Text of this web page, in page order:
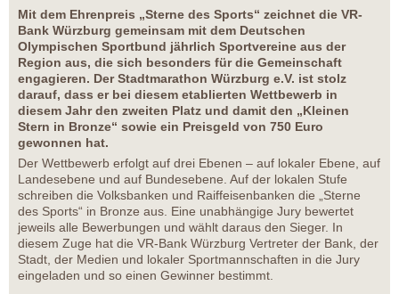
Mit dem Ehrenpreis „Sterne des Sports“ zeichnet die VR-
Bank Würzburg gemeinsam mit dem Deutschen
Olympischen Sportbund jährlich Sportvereine aus der
Region aus, die sich besonders für die Gemeinschaft
engagieren. Der Stadtmarathon Würzburg e.V. ist stolz
darauf, dass er bei diesem etablierten Wettbewerb in
diesem Jahr den zweiten Platz und damit den „Kleinen
Stern in Bronze“ sowie ein Preisgeld von 750 Euro
gewonnen hat.
Der Wettbewerb erfolgt auf drei Ebenen – auf lokaler Ebene, auf
Landesebene und auf Bundesebene. Auf der lokalen Stufe
schreiben die Volksbanken und Raiffeisenbanken die „Sterne
des Sports“ in Bronze aus. Eine unabhängige Jury bewertet
jeweils alle Bewerbungen und wählt daraus den Sieger. In
diesem Zuge hat die VR-Bank Würzburg Vertreter der Bank, der
Stadt, der Medien und lokaler Sportmannschaften in die Jury
eingeladen und so einen Gewinner bestimmt.